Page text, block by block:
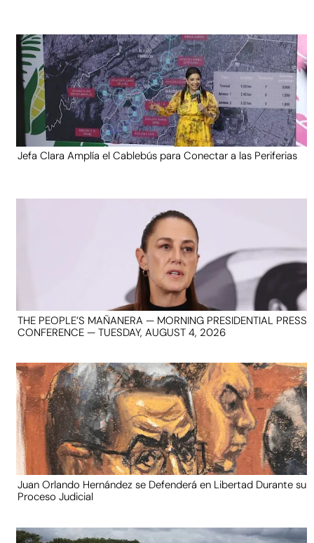
Jefa Clara Amplía el Cablebús para Conectar a las Periferias
THE PEOPLE’S MAÑANERA — MORNING PRESIDENTIAL PRESS
CONFERENCE — TUESDAY, AUGUST 4, 2026
Juan Orlando Hernández se Defenderá en Libertad Durante su
Proceso Judicial